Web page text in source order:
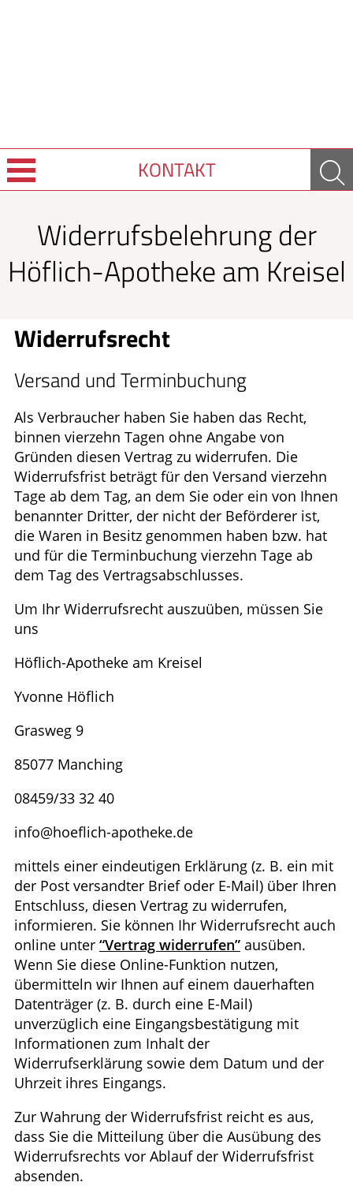
KONTAKT
Ratgeber
Krankheiten & Therapie
GESUND IM ALTER
ELTERN UND KIND
Widerrufsbelehrung der
Höflich-Apotheke am Kreisel
Widerrufsrecht
Versand und Terminbuchung
Als Verbraucher haben Sie haben das Recht,
binnen vierzehn Tagen ohne Angabe von
Gründen diesen Vertrag zu widerrufen. Die
Widerrufsfrist beträgt für den Versand vierzehn
Tage ab dem Tag, an dem Sie oder ein von Ihnen
benannter Dritter, der nicht der Beförderer ist,
die Waren in Besitz genommen haben bzw. hat
und für die Terminbuchung vierzehn Tage ab
dem Tag des Vertragsabschlusses.
Um Ihr Widerrufsrecht auszuüben, müssen Sie
uns
Höflich-Apotheke am Kreisel
Yvonne Höflich
Grasweg 9
85077 Manching
08459/33 32 40
info@hoeflich-apotheke.de
mittels einer eindeutigen Erklärung (z. B. ein mit
der Post versandter Brief oder E-Mail) über Ihren
Entschluss, diesen Vertrag zu widerrufen,
informieren. Sie können Ihr Widerrufsrecht auch
online unter “Vertrag widerrufen” ausüben.
Wenn Sie diese Online-Funktion nutzen,
übermitteln wir Ihnen auf einem dauerhaften
Datenträger (z. B. durch eine E-Mail)
unverzüglich eine Eingangsbestätigung mit
Informationen zum Inhalt der
Widerrufserklärung sowie dem Datum und der
Uhrzeit ihres Eingangs.
Zur Wahrung der Widerrufsfrist reicht es aus,
dass Sie die Mitteilung über die Ausübung des
Widerrufsrechts vor Ablauf der Widerrufsfrist
absenden.